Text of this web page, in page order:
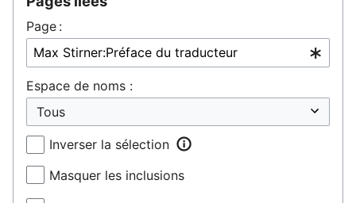
Page :
Espace de noms :
Inverser la sélection
Masquer les inclusions